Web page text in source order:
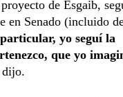
de Esgaib,
en Senado (incluido
yo seguí la
que yo
dijo.